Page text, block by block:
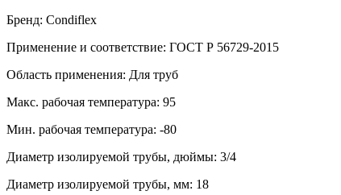
Бренд: Condiflex
Применение и соответствие: ГОСТ Р 56729-2015
Область применения: Для труб
Макс. рабочая температура: 95
Мин. рабочая температура: -80
Диаметр изолируемой трубы, дюймы: 3/4
Диаметр изолируемой трубы, мм: 18